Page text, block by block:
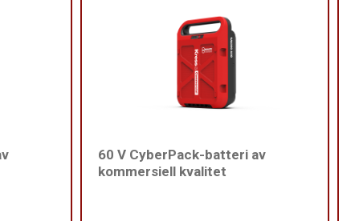
60 V CyberPack-batteri av
kommersiell kvalitet